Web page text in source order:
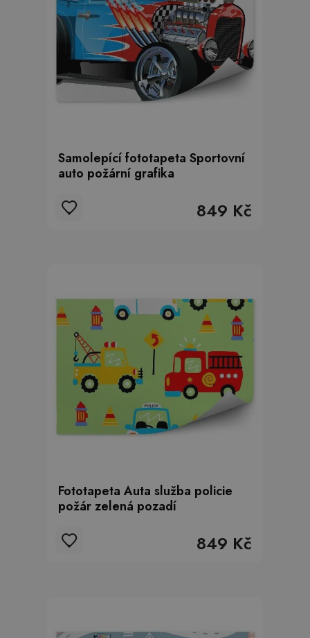
Samolepící fototapeta Sportovní
auto požární grafika
849 Kč
Fototapeta Auta služba policie
požár zelená pozadí
849 Kč